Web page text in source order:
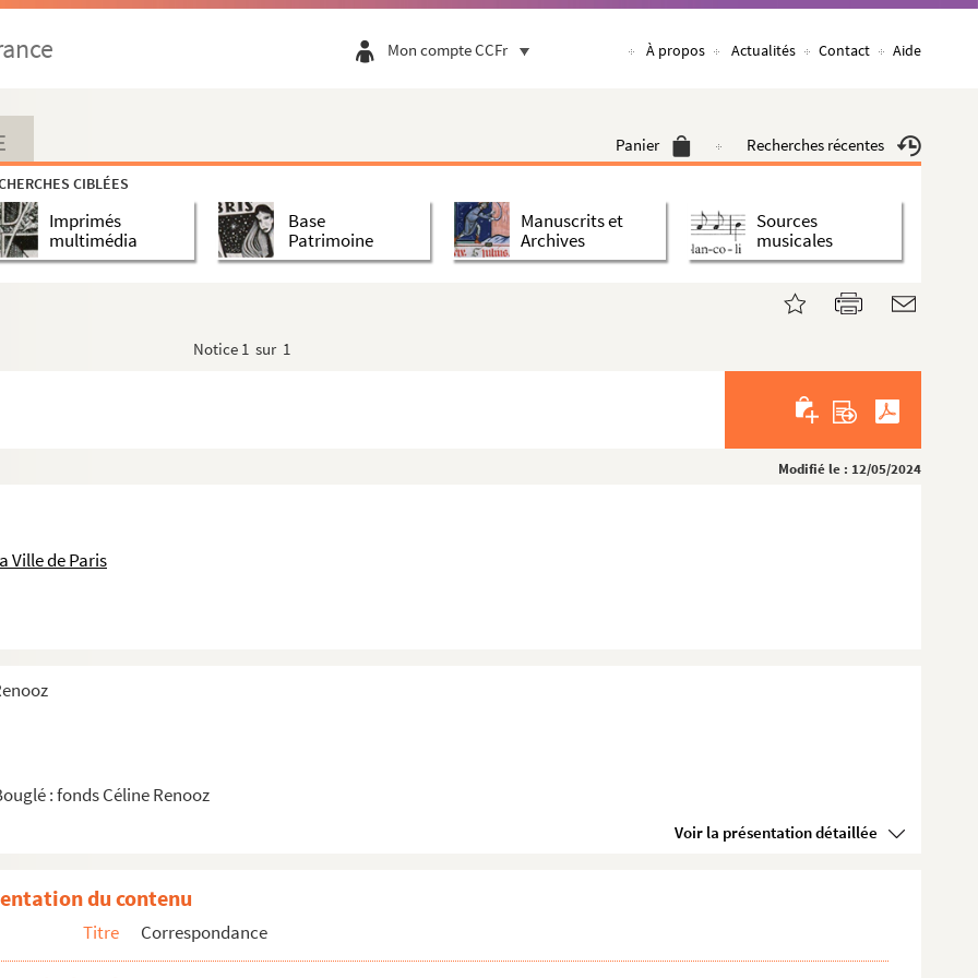
Mon compte CCFr À propos Actualités Contact Aide
Panier Recherches récentes
CIBLÉES
Imprimés
multimédia
Base
Patrimoine
Manuscrits et
Archives
Sources
musicales
Notice 1 sur 1
Modifié le : 12/05/2024
Ville de Paris
: fonds Céline Renooz
Voir la présentation détaillée
du contenu
Titre Correspondance